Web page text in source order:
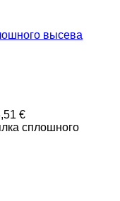
высева
€
сплошного